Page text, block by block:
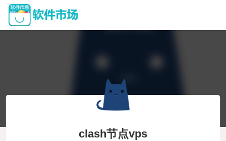
clash节点vps